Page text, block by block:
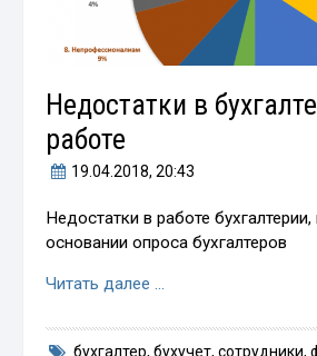
Недостатки в
работе
19.04.2018, 20:43
Недостатки в работе
основании опроса бухгалтеров
Читать далее …
бухгалтер, бухучет, сотрудники,